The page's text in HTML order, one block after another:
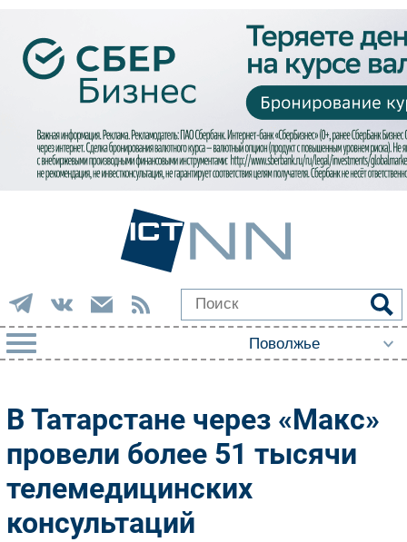
Импорто­замещение
Автоматизация Промышленности
Интернет
Мобильная связь
Фиксированная связь
В Татарстане через «Макс»
провели более 51 тысячи
телемедицинских
консультаций